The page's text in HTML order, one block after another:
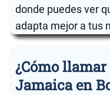
donde puedes ver
adapta mejor a tus
¿Cómo
Jamaica en